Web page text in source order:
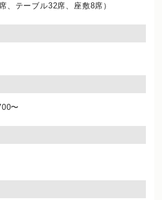
、テーブル32席、座敷8席）
〜